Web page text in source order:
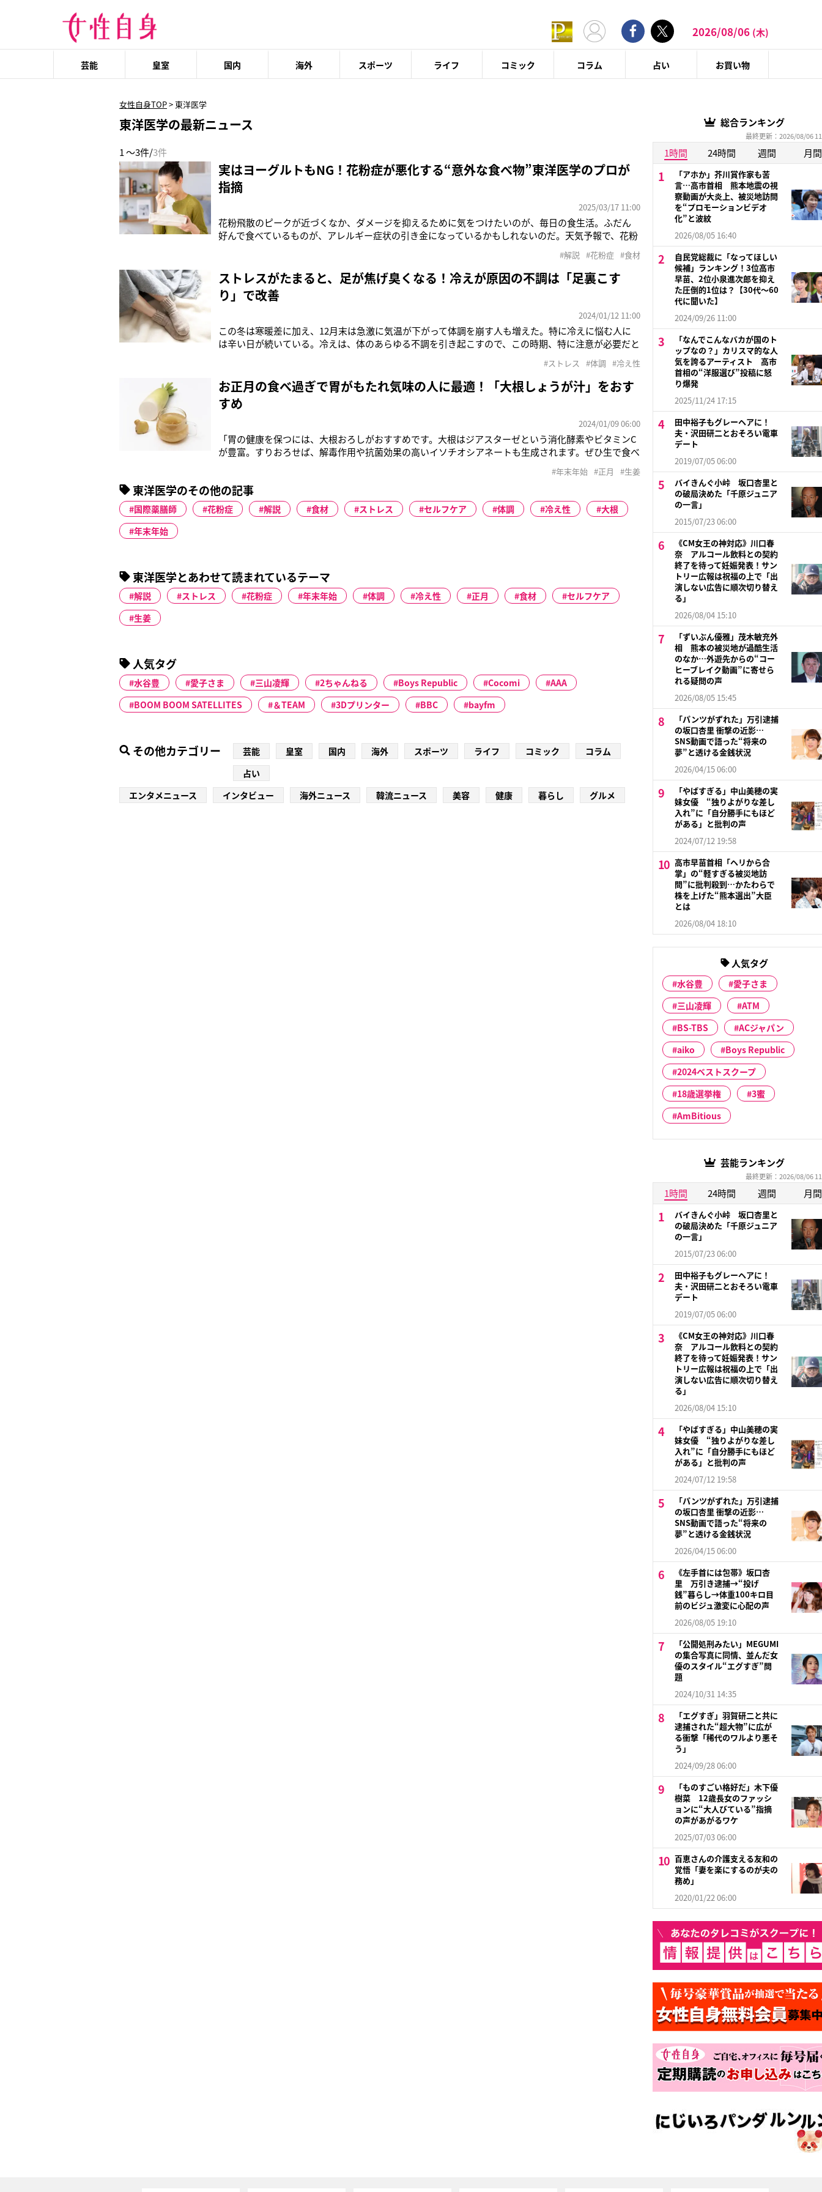
2026/08/06 (木)
芸能 皇室 国内 海外 スポーツ ライフ コミック コラム 占い お買い物
女性自身TOP>東洋医学
東洋医学の最新ニュース
1 ～3件/3件
実はヨーグルトもNG！花粉症が悪化する“意外な食べ物”東洋医学のプロが
指摘
2025/03/17 11:00
花粉飛散のピークが近づくなか、ダメージを抑えるために気をつけたいのが、毎日の食生活。ふだん
好んで食べているものが、アレルギー症状の引き金になっているかもしれないのだ。天気予報で、花粉
応が起こっている状態のこと。抗原（花粉）に対して体が過剰に反応し、鼻水、目のかゆみや違和感、
皮膚トラブルといったさまざまな症状
#解説 #花粉症 #食材
ストレスがたまると、足が焦げ臭くなる！冷えが原因の不調は「足裏こす
り」で改善
2024/01/12 11:00
この冬は寒暖差に加え、12月末は急激に気温が下がって体調を崩す人も増えた。特に冷えに悩む人に
は辛い日が続いている。冷えは、体のあらゆる不調を引き起こすので、この時期、特に注意が必要だと
著者でもある吉田佳代さん。「足裏を温めると健康に長生きできます。そして、体の不調の原因は、足
の裏で分かるのです。例えば、内臓
#ストレス #体調 #冷え性
お正月の食べ過ぎで胃がもたれ気味の人に最適！「大根しょうが汁」をおす
すめ
2024/01/09 06:00
「胃の健康を保つには、大根おろしがおすすめです。大根はジアスターゼという消化酵素やビタミンC
が豊富。すりおろせば、解毒作用や抗菌効果の高いイソチオシアネートも生成されます。ぜひ生で食べ
東洋医学に詳しい養生ダイエットコンサルタントのEllyさんも口をそろえる。「薬膳の観点では、大根
は老廃物を分解して散らす『辛散
#年末年始 #正月 #生姜
東洋医学のその他の記事
国際薬膳師 花粉症 解説 食材 ストレス セルフケア 体調 冷え性
大根
年末年始
東洋医学とあわせて読まれているテーマ
解説 ストレス 花粉症 年末年始 体調 冷え性 正月 食材
セルフケア
生姜
人気タグ
水谷豊 愛子さま 三山凌輝 2ちゃんねる Boys Republic Cocomi
AAA
BOOM BOOM SATELLITES
＆TEAM 3Dプリンター BBC bayfm
その他カテゴリー 芸能 皇室 国内 海外 スポーツ ライフ コミック
コラム
占い
エンタメニュース
インタビュー 海外ニュース 韓流ニュース 美容 健康 暮らし グルメ
総合ランキング
最終更新：2026/08/06
1時間 24時間 週間 月間
「アホか」芥川賞作家も苦
言…高市首相 熊本地震の視
察動画が大炎上、被災地訪問
を“プロモーションビデオ
化”と波紋
2026/08/05 16:40
自民党総裁に「なってほしい
候補」ランキング！3位高市
早苗、2位小泉進次郎を抑え
た圧倒的1位は？【30代〜60
代に聞いた】
2024/09/26 11:00
「なんでこんなバカが国のト
ップなの？」カリスマ的な人
気を誇るアーティスト 高市
首相の“洋服選び”投稿に怒
り爆発
2025/11/24 17:15
田中裕子もグレーヘアに！
夫・沢田研二とおそろい電車
デート
2019/07/05 06:00
バイきんぐ小峠 坂口杏里と
の破局決めた「千原ジュニア
の一言」
2015/07/23 06:00
《CM女王の神対応》川口春
奈 アルコール飲料との契約
終了を待って妊娠発表！サン
トリー広報は祝福の上で「出
演しない広告に順次切り替え
る」
2026/08/04 15:10
「ずいぶん優雅」茂木敏充外
相 熊本の被災地が過酷生活
のなか…外遊先からの“コー
ヒーブレイク動画”に寄せら
れる疑問の声
2026/08/05 15:45
「パンツがずれた」万引逮捕
の坂口杏里 衝撃の近影…
SNS動画で語った“将来の
夢”と透ける金銭状況
2026/04/15 06:00
「やばすぎる」中山美穂の実
妹女優 “独りよがりな差し
入れ”に「自分勝手にもほど
がある」と批判の声
2024/07/12 19:58
高市早苗首相「ヘリから合
掌」の“軽すぎる被災地訪
問”に批判殺到…かたわらで
株を上げた“熊本選出”大臣
とは
2026/08/04 18:10
人気タグ
水谷豊
愛子さま
三山凌輝
ATM
BS-TBS
ACジャパン
aiko
Boys Republic
2024ベストスクープ
18歳選挙権
3蜜
AmBitious
芸能ランキング
最終更新：2026/08/06
1時間 24時間 週間 月間
バイきんぐ小峠 坂口杏里と
の破局決めた「千原ジュニア
の一言」
2015/07/23 06:00
田中裕子もグレーヘアに！
夫・沢田研二とおそろい電車
デート
2019/07/05 06:00
《CM女王の神対応》川口春
奈 アルコール飲料との契約
終了を待って妊娠発表！サン
トリー広報は祝福の上で「出
演しない広告に順次切り替え
る」
2026/08/04 15:10
「やばすぎる」中山美穂の実
妹女優 “独りよがりな差し
入れ”に「自分勝手にもほど
がある」と批判の声
2024/07/12 19:58
「パンツがずれた」万引逮捕
の坂口杏里 衝撃の近影…
SNS動画で語った“将来の
夢”と透ける金銭状況
2026/04/15 06:00
《左手首には包帯》坂口杏
里 万引き逮捕→“投げ
銭”暮らし→体重100キロ目
前のビジュ激変に心配の声
2026/08/05 19:10
「公開処刑みたい」MEGUMI
の集合写真に同情、並んだ女
優のスタイル“エグすぎ”問
題
2024/10/31 14:35
「エグすぎ」羽賀研二と共に
逮捕された“超大物”に広が
る衝撃「稀代のワルより悪そ
う」
2024/09/28 06:00
「ものすごい格好だ」木下優
樹菜 12歳長女のファッシ
ョンに“大人びている”指摘
の声があがるワケ
2025/07/03 06:00
百恵さんの介護支える友和の
覚悟「妻を楽にするのが夫の
務め」
2020/01/22 06:00